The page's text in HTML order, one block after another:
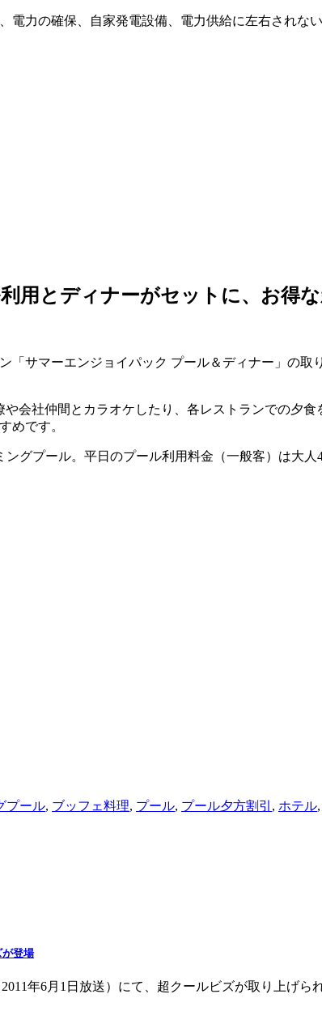
電力の確保、自家発電設備、電力供給に左右されな
用とディナーがセットに、お得
「サマーエンジョイパック プール＆ディナー」の
会社仲間とカラオケしたり、各レストランでの夕
めです。
グプール。平日のプール利用料金（一般客）は大
プール, ブッフェ料理, プール, プール夕方割引 , ホテル,
が登場
年6月1日放送）にて、超クールビズが取り上げ